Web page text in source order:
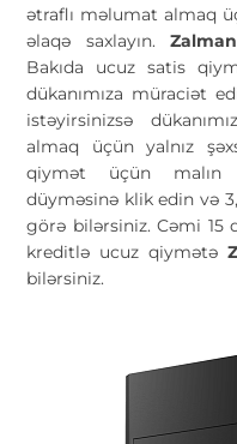
ətraflı məlumat almaq
əlaqə saxlayın.
Bakıda ucuz satis
dükanımıza müraciət
istəyirsinizsə
almaq üçün yalnız
qiymət üçün malın
düyməsinə klik edin və
görə bilərsiniz. Cəmi 15
kreditlə ucuz qiymətə
bilərsiniz.